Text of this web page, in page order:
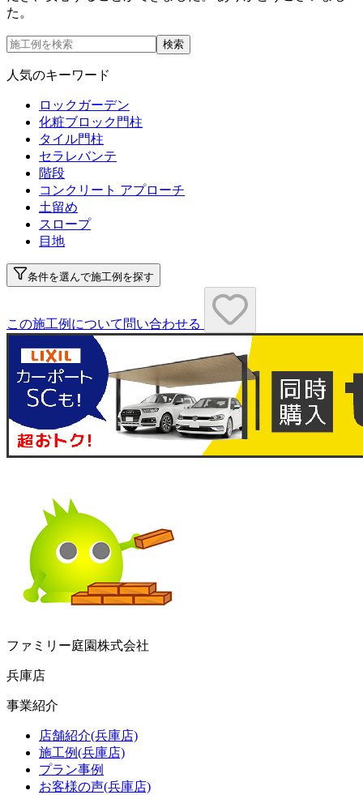
た。
検索
人気のキーワード
ロックガーデン
化粧ブロック門柱
タイル門柱
セラレバンテ
階段
コンクリート アプローチ
土留め
スロープ
目地
条件を選んで施工例を探す
この施工例について問い合わせる
ファミリー庭園株式会社
兵庫店
事業紹介
店舗紹介(兵庫店)
施工例(兵庫店)
プラン事例
お客様の声(兵庫店)